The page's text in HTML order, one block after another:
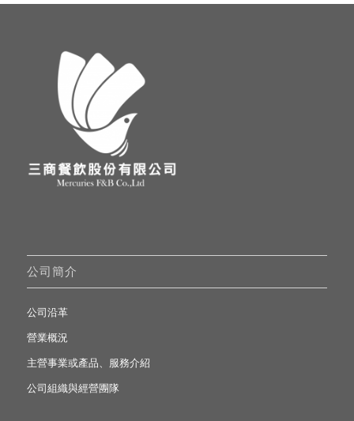
公司簡介
公司沿革
營業概況
主營事業或產品、服務介紹
公司組織與經營團隊